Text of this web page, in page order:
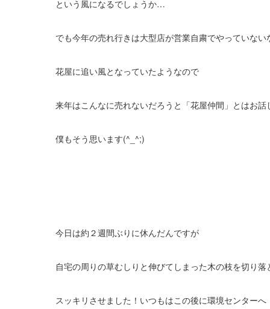
という風になるでしょうか…
でも今年の売れ行きは大型店が営業自粛でやっていない
花屋に追い風となっていたようなので
来年はこんなに売れないだろうと「花屋仲間」とはお話
僕もそう思います(^_^;)
今日は約２週間ぶりに休んだんですが
自宅の周りの草むしりと伸びてしまった木の枝を切り落
スッキリさせました！いつもはこの後に環境センターへ